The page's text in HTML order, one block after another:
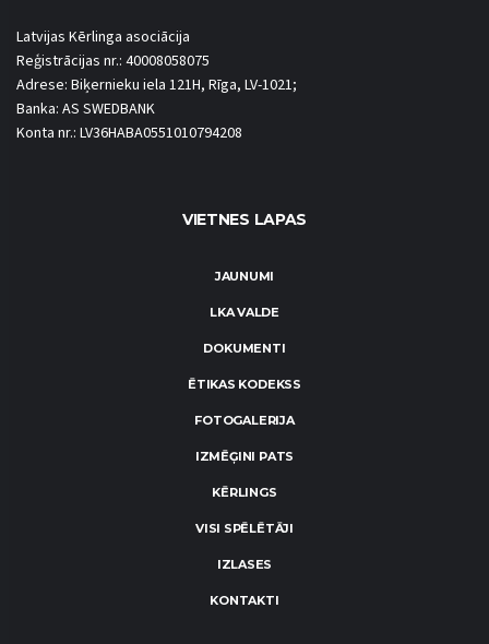
Latvijas Kērlinga asociācija
Reģistrācijas nr.: 40008058075
Adrese: Biķernieku iela 121H, Rīga, LV-1021;
Banka: AS SWEDBANK
Konta nr.: LV36HABA0551010794208
VIETNES LAPAS
JAUNUMI
LKA VALDE
DOKUMENTI
ĒTIKAS KODEKSS
FOTOGALERIJA
IZMĒĢINI PATS
KĒRLINGS
VISI SPĒLĒTĀJI
IZLASES
KONTAKTI